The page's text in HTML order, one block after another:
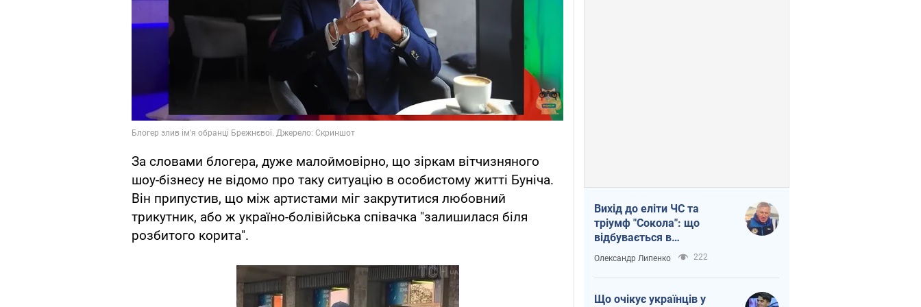
За словами блогера, дуже малоймовірно, що зіркам вітчизняного
шоу-бізнесу не відомо про таку ситуацію в особистому житті Буніча.
Він припустив, що між артистами міг закрутитися любовний
трикутник, або ж україно-болівійська співачка "залишилася біля
розбитого корита".
Вихід до еліти ЧС та
тріумф "Сокола": що
відбувається в
українському хокеї
Олександр Липенко 222
Що очікує українців у